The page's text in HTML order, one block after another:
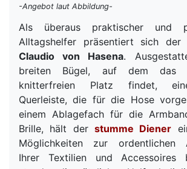
-Angebot laut Abbildung-
Als überaus praktischer und
Alltagshelfer präsentiert sich der
Claudio von Hasena.
breiten Bügel, auf dem das
knitterfreien Platz findet,
Querleiste, die für die Hose
einem Ablagefach für die
Brille, hält der stumme Diener
Möglichkeiten zur ordentlichen
Ihrer Textilien und Accessoires